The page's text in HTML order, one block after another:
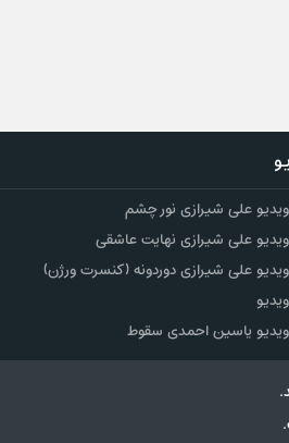
ویدیو علی شیرازی نور چشم
ویدیو علی شیرازی نهایت عاشقی
علی شیرازی دوردونه (کنسرت ورژن)
ویدیو یاسین احمدی سقوط